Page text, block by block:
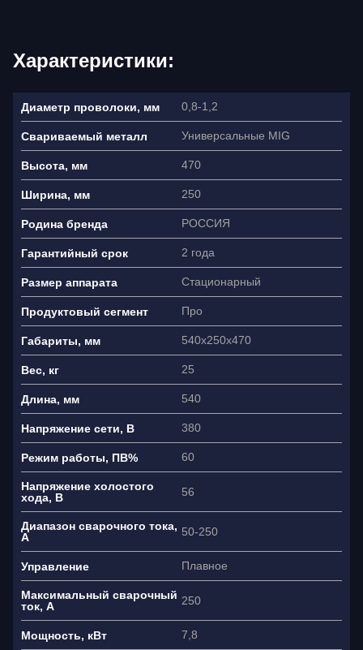
Характеристики:
Диаметр проволоки, мм 0,8-1,2
Свариваемый металл Универсальные MIG
Высота, мм 470
Ширина, мм 250
Родина бренда РОССИЯ
Гарантийный срок 2 года
Размер аппарата Стационарный
Продуктовый сегмент Про
Габариты, мм 540х250х470
Вес, кг 25
Длина, мм 540
Напряжение сети, В 380
Режим работы, ПВ% 60
Напряжение холостого
хода, В
56
Диапазон сварочного тока,
А
50-250
Управление Плавное
Максимальный сварочный
ток, А
250
Мощность, кВт 7,8
Ваше имя
Как связаться?
+7
Я согласен(на) на обработку
персональных данных